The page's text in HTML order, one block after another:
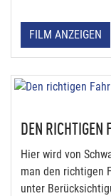
FILM ANZEIGEN
DEN RICHTIGEN
Hier wird von
man den richtigen
unter